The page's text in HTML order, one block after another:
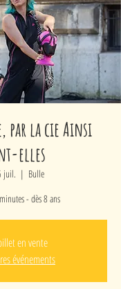
par la cie Ainsi
elles
juil.
  |
Bulle
- dès 8 ans
en vente
événements